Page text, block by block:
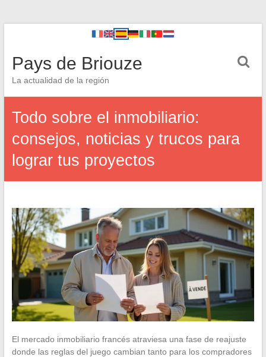
Pays de Briouze
La actualidad de la región
Todo sobre el inmobiliario:
consejos, noticias y trucos para
lograr tus proyectos
El mercado inmobiliario francés atraviesa una fase de reajuste
donde las reglas del juego cambian tanto para los compradores